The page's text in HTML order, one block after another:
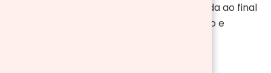
descartar os resíduos de maneira adequada ao final
do piquenique, mantendo o ambiente limpo e